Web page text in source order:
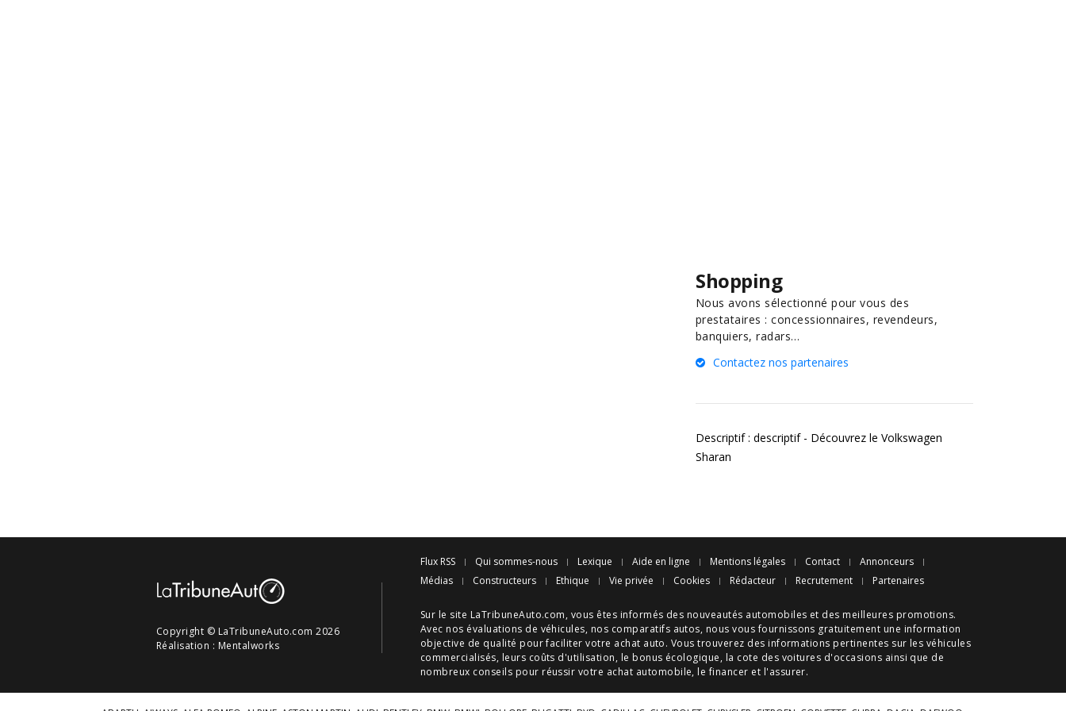
Shopping
Nous avons sélectionné pour vous des
prestataires : concessionnaires, revendeurs,
banquiers, radars…
Contactez nos partenaires
Descriptif : descriptif - Découvrez le Volkswagen
Sharan
Copyright © LaTribuneAuto.com 2026
Réalisation : Mentalworks
Flux RSS Qui sommes-nous Lexique Aide en ligne Mentions légales Contact
Annonceurs
Médias
Constructeurs Ethique Vie privée Cookies Rédacteur Recrutement Partenaires
Sur le site LaTribuneAuto.com, vous êtes informés des nouveautés automobiles et des meilleures promotions.
Avec nos évaluations de véhicules, nos comparatifs autos, nous vous fournissons gratuitement une information
objective de qualité pour faciliter votre achat auto. Vous trouverez des informations pertinentes sur les véhicules
commercialisés, leurs coûts d'utilisation, le bonus écologique, la cote des voitures d'occasions ainsi que de
nombreux conseils pour réussir votre achat automobile, le financer et l'assurer.